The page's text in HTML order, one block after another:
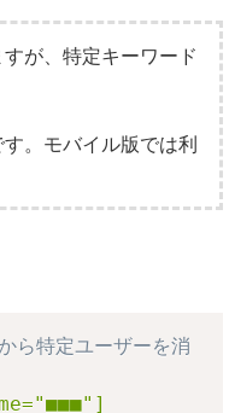
が、特定キーワード
。モバイル版では利
特定ユーザーを消